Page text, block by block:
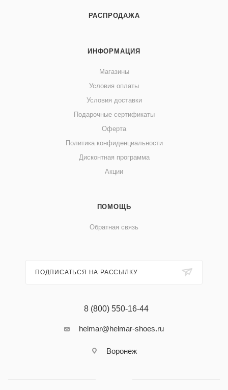
РАСПРОДАЖА
ИНФОРМАЦИЯ
Магазины
Условия оплаты
Условия доставки
Подарочные сертификаты
Оферта
Политика конфиденциальности
Дисконтная программа
Акции
ПОМОЩЬ
Обратная связь
ПОДПИСАТЬСЯ НА РАССЫЛКУ
8 (800) 550-16-44
helmar@helmar-shoes.ru
Воронеж